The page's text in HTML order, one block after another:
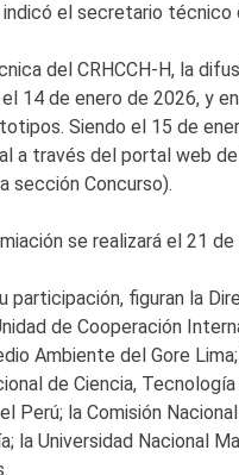
el secretario técnico
del CRHCCH-H, la
14 de enero de 2026, y
Siendo el 15 de
a través del portal web
sección Concurso).
se realizará el 21
figuran la
de Cooperación
Ambiente del Gore
de Ciencia,
Perú; la Comisión
la Universidad Nacional